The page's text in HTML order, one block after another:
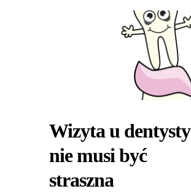
Wizyta u dentysty
nie musi być
straszna